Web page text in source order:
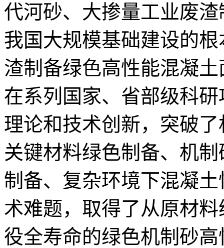
代河砂、大掺量工业废
我国大规模基础建设的
渣制备绿色高性能混凝
在系列国家、省部级科
理论和技术创新，突破
关键材料绿色制备、机
制备、复杂环境下混凝
术难题，取得了从原材
役全寿命的绿色机制砂